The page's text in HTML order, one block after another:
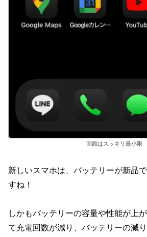
画面はスッキリ最小限
新しいスマホは、バッテリーが新品
すね！
しかもバッテリーの容量や性能が上
て充電回数が減り、バッテリーの減